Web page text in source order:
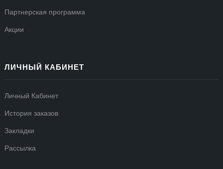
Партнерская программа
Акции
ЛИЧНЫЙ КАБИНЕТ
Личный Кабинет
История заказов
Закладки
Рассылка